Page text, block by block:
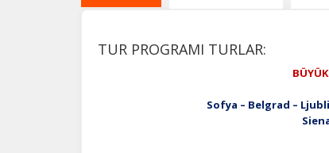
TUR PROGRAMI TURLAR:
Sofya – Belgrad –
Siena – Roma